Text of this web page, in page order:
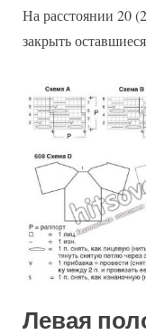
На расстоянии 20
закрыть
Левая